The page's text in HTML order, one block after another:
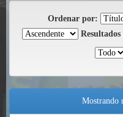
Ordenar por:
Mostrando